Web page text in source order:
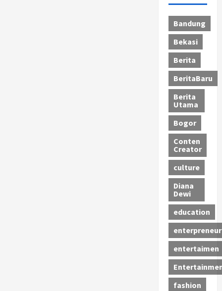
Bandung
Bekasi
Berita
BeritaBaru
Berita
Utama
Bogor
Conten
Creator
culture
Diana
Dewi
education
enterpreneur
entertaimen
fashion